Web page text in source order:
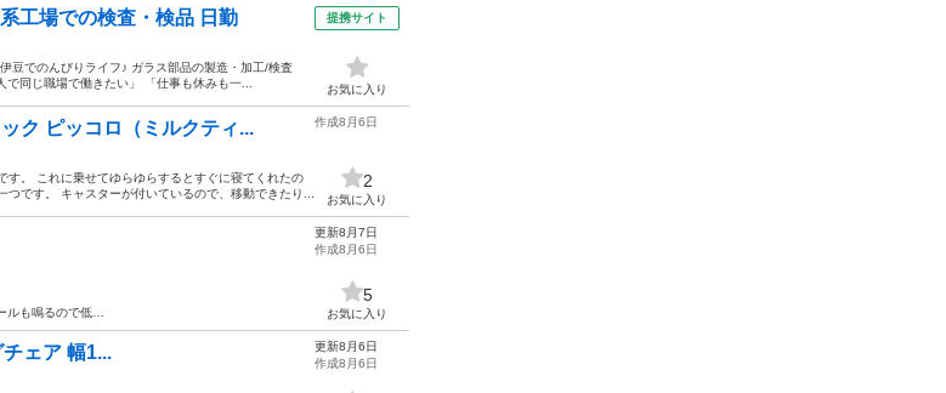
工場での検査・検品 日勤
豆でのんびりライフ♪ ガラス部品の製造・加工/検査
同じ職場で働きたい」 「仕事も休みも一...
提携サイト
お気に入り
ピッコロ（ミルクティ...
。 これに乗せてゆらゆらするとすぐに寝てくれたの
です。 キャスターが付いているので、移動できたり...
作成8月6日
2
お気に入り
ルも鳴るので低…
更新8月7日
作成8月6日
5
お気に入り
ェア 幅1...
更新8月6日
作成8月6日